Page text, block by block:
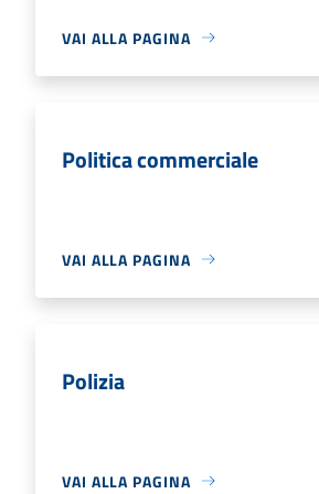
VAI ALLA PAGINA
Politica commerciale
VAI ALLA PAGINA
Polizia
VAI ALLA PAGINA